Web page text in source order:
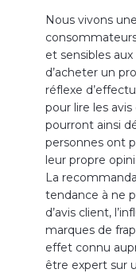
Nous vivons
et sensibles
d’acheter un
réflexe
pour lire les
pourront ainsi
personnes ont
leur propre
La
tendance à ne
d’avis client,
marques de
effet connu
être expert sur